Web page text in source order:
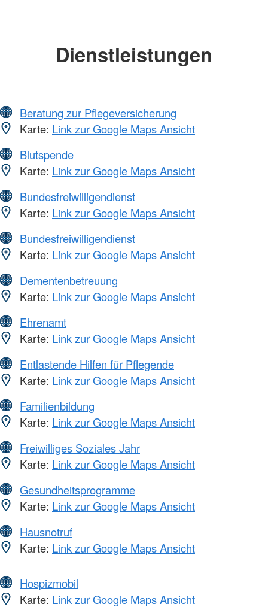
Dienstleistungen
Beratung zur Pflegeversicherung
Karte: Link zur Google Maps Ansicht
Blutspende
Karte: Link zur Google Maps Ansicht
Bundesfreiwilligendienst
Karte: Link zur Google Maps Ansicht
Bundesfreiwilligendienst
Karte: Link zur Google Maps Ansicht
Dementenbetreuung
Karte: Link zur Google Maps Ansicht
Ehrenamt
Karte: Link zur Google Maps Ansicht
Entlastende Hilfen für Pflegende
Karte: Link zur Google Maps Ansicht
Familienbildung
Karte: Link zur Google Maps Ansicht
Freiwilliges Soziales Jahr
Karte: Link zur Google Maps Ansicht
Gesundheitsprogramme
Karte: Link zur Google Maps Ansicht
Hausnotruf
Karte: Link zur Google Maps Ansicht
Hospizmobil
Karte: Link zur Google Maps Ansicht